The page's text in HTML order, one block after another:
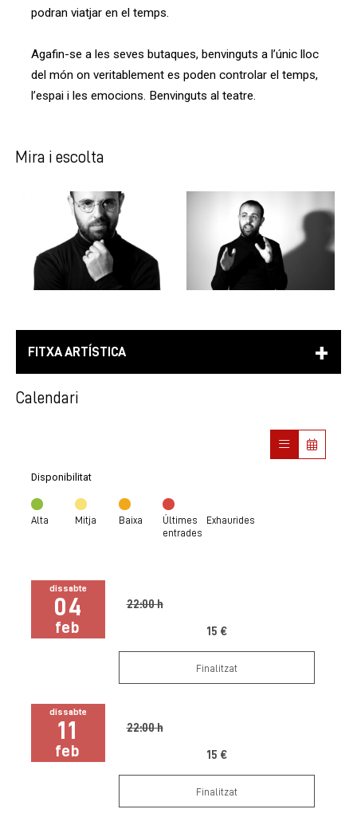
podran viatjar en el temps.
Agafin-se a les seves butaques, benvinguts a l’únic lloc
del món on veritablement es poden controlar el temps,
l’espai i les emocions. Benvinguts al teatre.
Mira i escolta
FITXA ARTÍSTICA
Calendari
Disponibilitat
Alta Mitja Baixa
Últimes
entrades
Exhaurides
dissabte
04
feb
22:00 h
15 €
Finalitzat
dissabte
11
feb
22:00 h
15 €
Finalitzat